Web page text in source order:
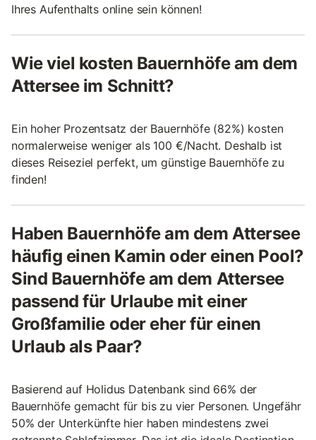
Ihres Aufenthalts online sein können!
Wie viel kosten Bauernhöfe am dem
Attersee im Schnitt?
Ein hoher Prozentsatz der Bauernhöfe (82%) kosten
normalerweise weniger als 100 €/Nacht. Deshalb ist
dieses Reiseziel perfekt, um günstige Bauernhöfe zu
finden!
Haben Bauernhöfe am dem Attersee
häufig einen Kamin oder einen Pool?
Sind Bauernhöfe am dem Attersee
passend für Urlaube mit einer
Großfamilie oder eher für einen
Urlaub als Paar?
Basierend auf Holidus Datenbank sind 66% der
Bauernhöfe gemacht für bis zu vier Personen. Ungefähr
50% der Unterkünfte hier haben mindestens zwei